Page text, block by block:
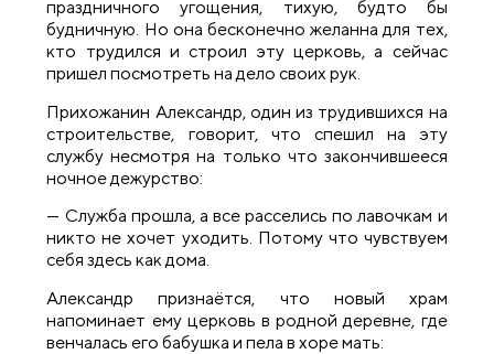
праздничного угощения, тихую, будто бы
будничную. Но она бесконечно желанна для тех,
кто трудился и строил эту церковь, а сейчас
пришел посмотреть на дело своих рук.
Прихожанин Александр, один из трудившихся на
строительстве, говорит, что спешил на эту
службу несмотря на только что закончившееся
ночное дежурство:
— Служба прошла, а все расселись по лавочкам и
никто не хочет уходить. Потому что чувствуем
себя здесь как дома.
Александр признаётся, что новый храм
напоминает ему церковь в родной деревне, где
венчалась его бабушка и пела в хоре мать: